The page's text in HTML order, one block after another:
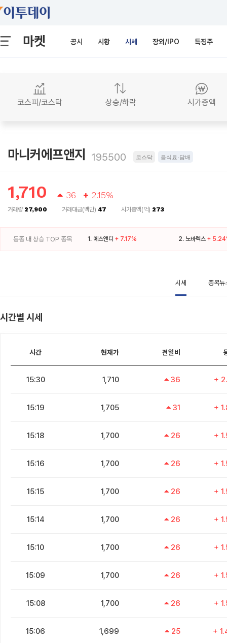
마켓 공시 시황 시세 장외/IPO 특징주
코스피/코스닥 상승/하락 시가총액
마니커에프앤지 195500 코스닥 음식료·담배
1,710 36 2.15%
거래량 27,900 거래대금(백만) 47 시가총액(억) 273
동종 내 상승 TOP 종목 1. 에스앤디 + 7.17% 2. 노바렉스 +
시세 종목뉴